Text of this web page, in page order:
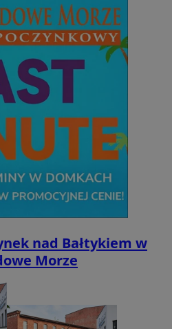
nad Bałtykiem w
Morze